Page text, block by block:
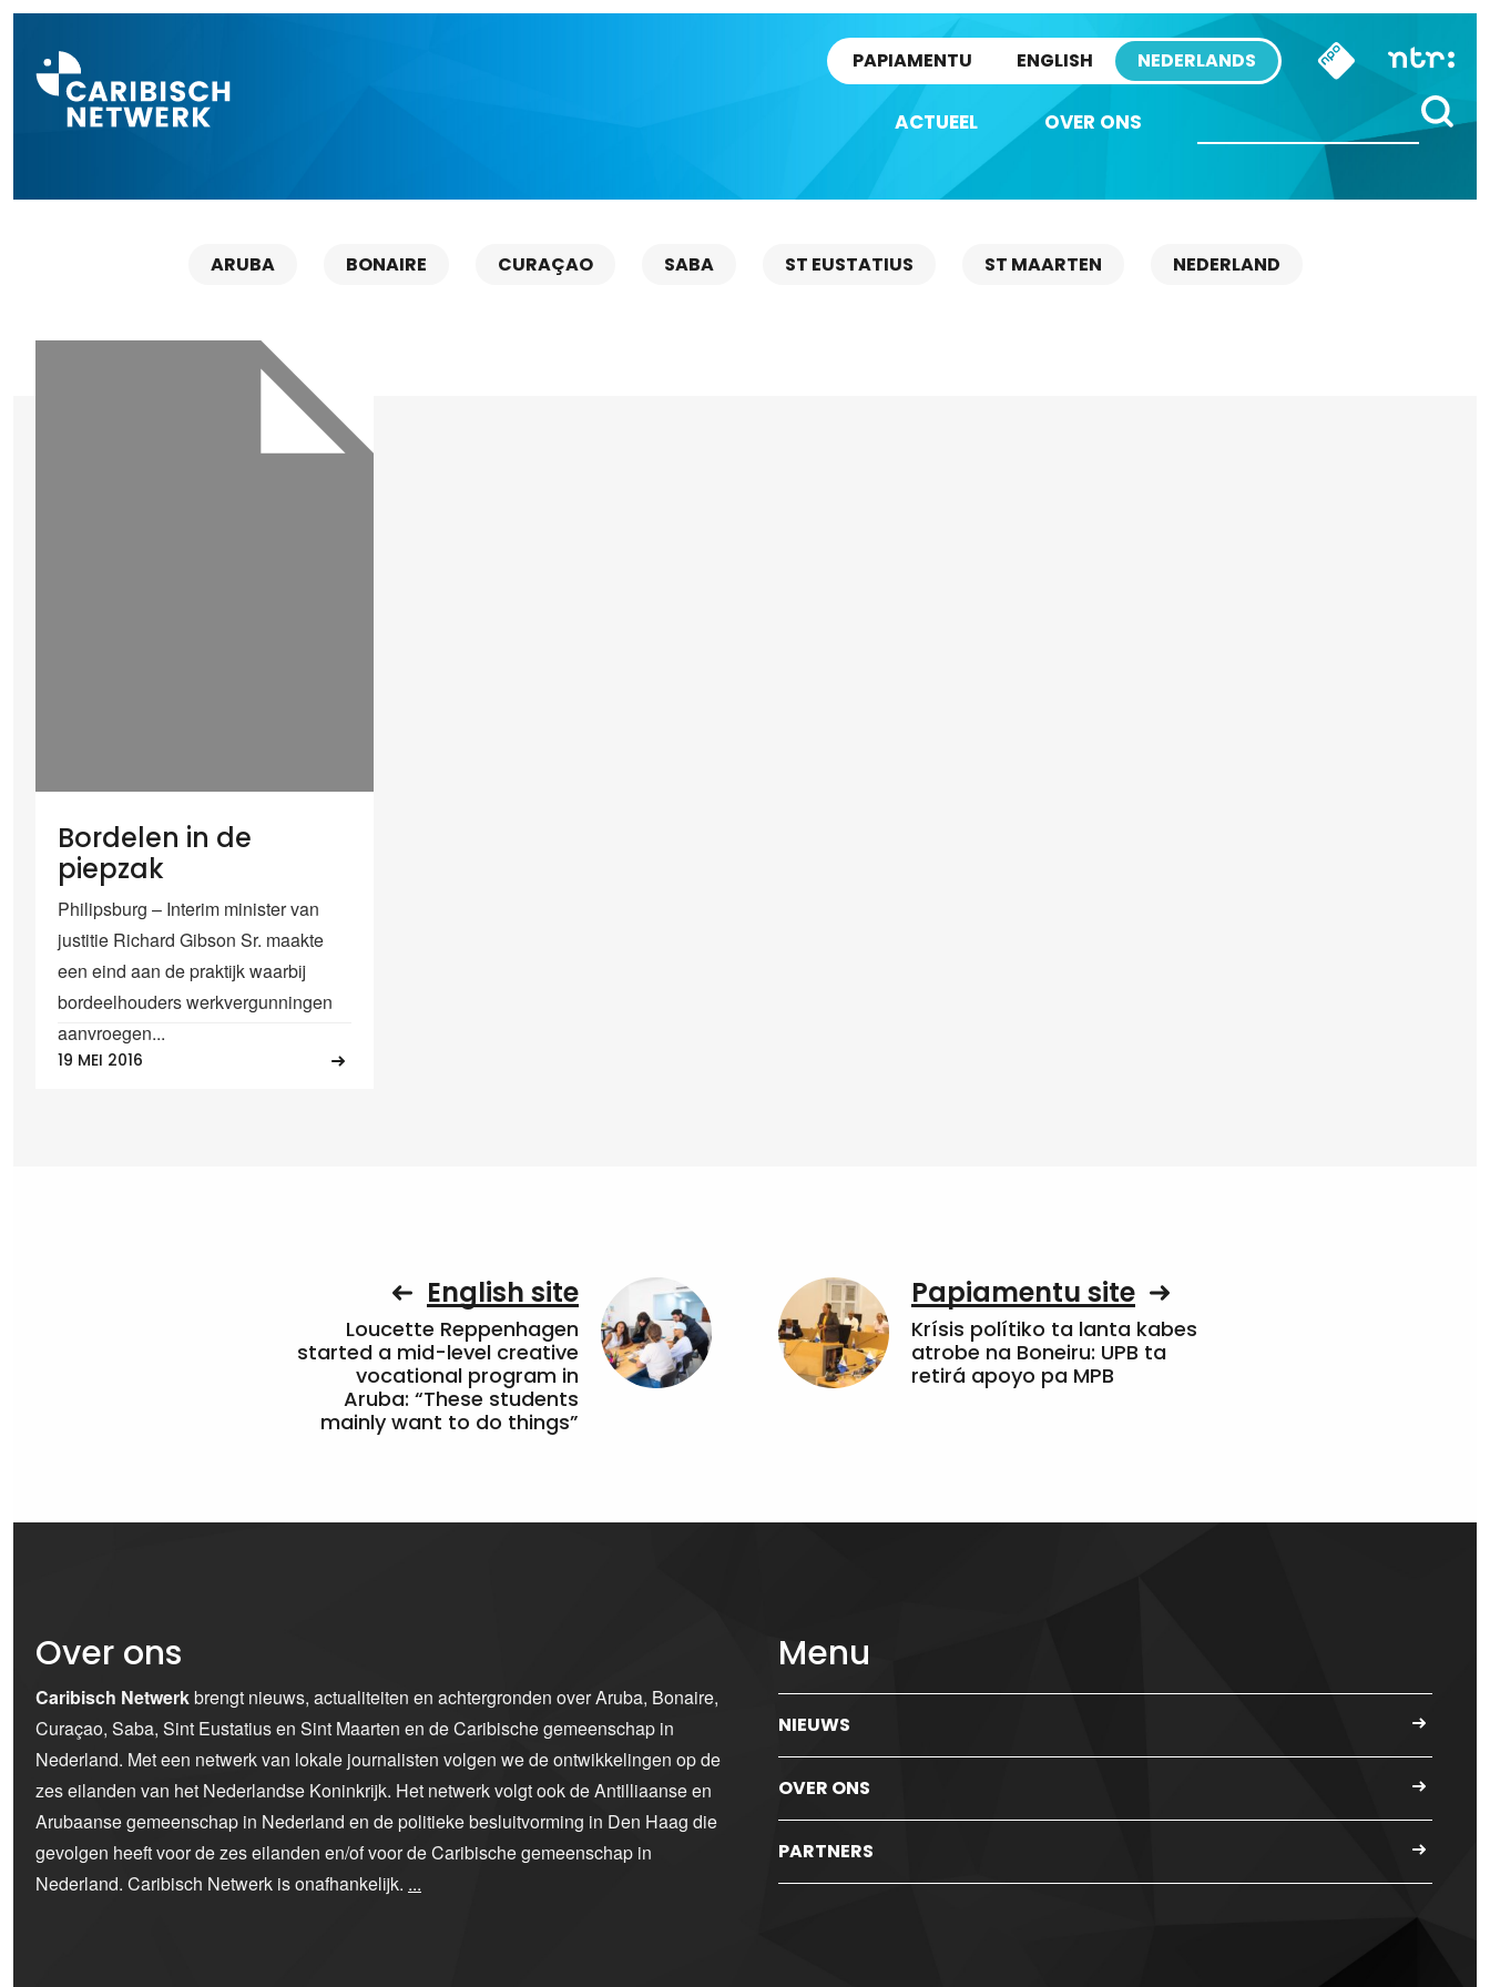
PAPIAMENTU ENGLISH NEDERLANDS
ACTUEEL OVER ONS
ARUBA BONAIRE CURAÇAO SABA ST EUSTATIUS ST MAARTEN NEDERLAND
Bordelen in de
piepzak
Philipsburg – Interim minister van
justitie Richard Gibson Sr. maakte
een eind aan de praktijk waarbij
bordeelhouders werkvergunningen
aanvroegen...
19 MEI 2016
English site
Loucette Reppenhagen
started a mid-level creative
vocational program in
Aruba: “These students
mainly want to do things”
Papiamentu site
Krísis polítiko ta lanta kabes
atrobe na Boneiru: UPB ta
retirá apoyo pa MPB
Over ons
Caribisch Netwerkbrengt nieuws, actualiteiten en achtergronden over Aruba, Bonaire,
Curaçao, Saba, Sint Eustatius en Sint Maarten en de Caribische gemeenschap in
Nederland. Met een netwerk van lokale journalisten volgen we de ontwikkelingen op de
zes eilanden van het Nederlandse Koninkrijk. Het netwerk volgt ook de Antilliaanse en
Arubaanse gemeenschap in Nederland en de politieke besluitvorming in Den Haag die
gevolgen heeft voor de zes eilanden en/of voor de Caribische gemeenschap in
Nederland. Caribisch Netwerk is onafhankelijk. ...
Menu
NIEUWS
OVER ONS
PARTNERS